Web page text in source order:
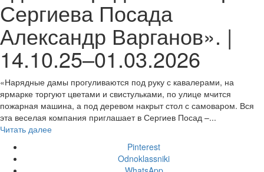
Сергиева Посада
Александр Варганов». |
14.10.25–01.03.2026
«Нарядные дамы прогуливаются под руку с кавалерами, на
ярмарке торгуют цветами и свистульками, по улице мчится
пожарная машина, а под деревом накрыт стол с самоваром. Вся
эта веселая компания приглашает в Сергиев Посад –...
Читать далее
Pinterest
Odnoklassniki